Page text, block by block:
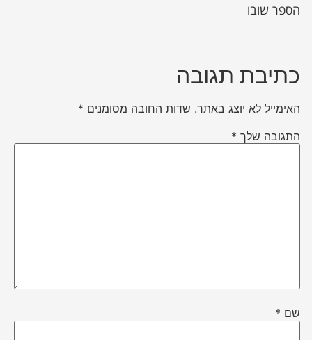
הספר שובו
כתיבת תגובה
האימייל לא יוצג באתר. שדות החובה מסומנים *
התגובה שלך *
שם *